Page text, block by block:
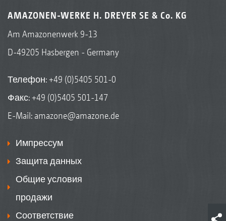
AMAZONEN-WERKE H. DREYER SE & Co. KG
Am Amazonenwerk 9-13
D-49205 Hasbergen - Germany
Телефон:+49 (0)5405 501-0
Факс: +49 (0)5405 501-147
E-Mail: amazone@amazone.de
Импрессум
Защита данных
Общие условия
продажи
Соответствие